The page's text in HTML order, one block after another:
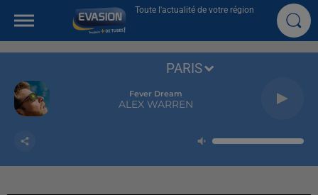
Toute l'actualité de votre région
Fever Dream
ALEX WARREN
PARIS